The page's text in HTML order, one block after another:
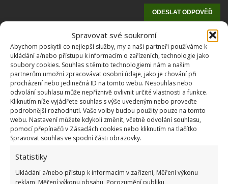
Spravovat své soukromí
Abychom poskytli co nejlepší služby, my a naši partneři používáme k
ukládání a/nebo přístupu k informacím o zařízeních, technologie jako
soubory cookies. Souhlas s těmito technologiemi nám a našim
partnerům umožní zpracovávat osobní údaje, jako je chování při
procházení nebo jedinečná ID na tomto webu. Nesouhlas nebo
odvolání souhlasu může nepříznivě ovlivnit určité vlastnosti a funkce.
Kliknutím níže vyjádřete souhlas s výše uvedeným nebo proveďte
podrobnější rozhodnutí. Vaše volby budou použity pouze na tomto
webu. Nastavení můžete kdykoli změnit, včetně odvolání souhlasu,
pomocí přepínačů v Zásadách cookies nebo kliknutím na tlačítko
Spravovat souhlas ve spodní části obrazovky.
Statistiky
Ukládání a/nebo přístup k informacím v zařízení, Měření výkonu
reklam, Měření výkonu obsahu, Porozumění publiku
OBLÍBENÉ ČLÁNKY
Pokuta až 10 000 Kč hrozí za nesprávné sekání i
nesekání trávy. Záleží i na prostředku a lokaci